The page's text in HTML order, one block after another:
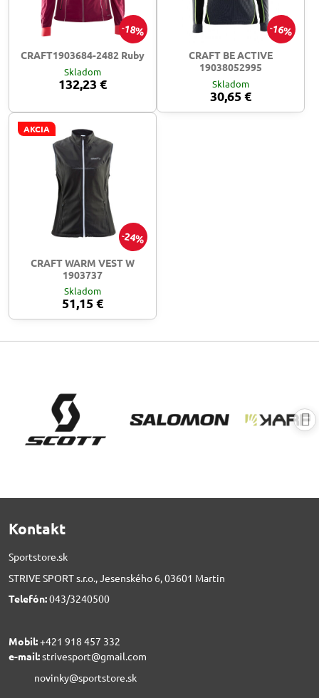
18%
CRAFT1903684-2482 Ruby
Skladom
132,23 €
16%
CRAFT BE ACTIVE
19038052995
Skladom
30,65 €
24%
AKCIA
CRAFT WARM VEST W
1903737
Skladom
51,15 €
Kontakt
Sportstore.sk
STRIVE SPORT s.r.o., Jesenského 6, 03601 Martin
Telefón:043/3240500
Mobil:+421 918 457 332
e-mail:strivesport@gmail.com
novinky@sportstore.sk